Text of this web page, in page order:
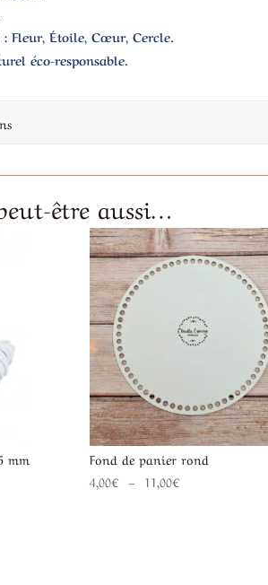
Fleur, Étoile, Cœur, Cercle.
éco-responsable.
être aussi…
mm
Fond de panier rond
4,00€ – 11,00€Plage